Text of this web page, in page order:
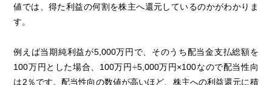
値では、得た利益の何割を株主へ還元しているのかがわかりま
す。
例えば当期純利益が5,000万円で、そのうち配当金支払総額を
100万円とした場合、100万円÷5,000万円×100なので配当性向
は2％です。配当性向の数値が高いほど、株主への利益還元に積